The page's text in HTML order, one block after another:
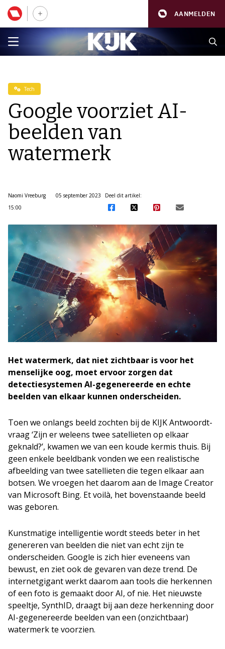
AANMELDEN
Tech
Google voorziet AI-
beelden van
watermerk
Naomi Vreeburg
05 september 2023
15:00
Deel dit artikel:
Het watermerk, dat niet zichtbaar is voor het
menselijke oog, moet ervoor zorgen dat
detectiesystemen AI-gegenereerde en echte
beelden van elkaar kunnen onderscheiden.
Toen we onlangs beeld zochten bij de KIJK Antwoordt-
vraag ‘Zijn er weleens twee satellieten op elkaar
geknald?’, kwamen we van een koude kermis thuis. Bij
geen enkele beeldbank vonden we een realistische
afbeelding van twee satellieten die tegen elkaar aan
botsen. We vroegen het daarom aan de Image Creator
van Microsoft Bing. Et voilà, het bovenstaande beeld
was geboren.
Kunstmatige intelligentie wordt steeds beter in het
genereren van beelden die niet van echt zijn te
onderscheiden. Google is zich hier eveneens van
bewust, en ziet ook de gevaren van deze trend. De
internetgigant werkt daarom aan tools die herkennen
of een foto is gemaakt door AI, of nie. Het nieuwste
speeltje, SynthID, draagt bij aan deze herkenning door
AI-gegenereerde beelden van een (onzichtbaar)
watermerk te voorzien.